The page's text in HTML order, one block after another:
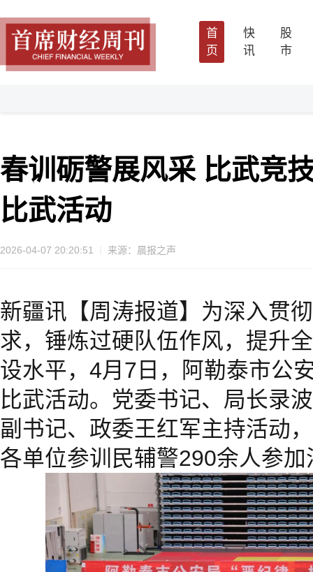
首
页
快
讯
股
市
春训砺警展风采 比武竞
比武活动
2026-04-07 20:20:51 来源：晨报之声
新疆讯【周涛报道】 为深入贯
求，锤炼过硬队伍作风，提升
设水平，4月7日，阿勒泰市公
比武活动。党委书记、局长录
副书记、政委王红军主持活动
各单位参训民辅警290余人参加